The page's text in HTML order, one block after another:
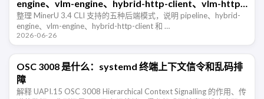
engine、vlm-engine、hybrid-http-client、vlm-http-
client 一篇看懂
整理 MinerU 3.4 CLI 支持的五种后端模式，说明 pipeline、hybrid-
engine、vlm-engine、hybrid-http-client 和 …
2026-06-26
OSC 3008 是什么：systemd 终端上下文信令和乱码排
障
解释 UAPI.15 OSC 3008 Hierarchical Context Signalling 的作用、传